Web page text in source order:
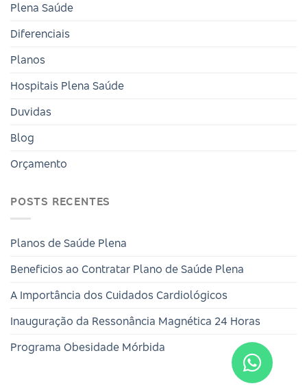
Plena Saúde
Diferenciais
Planos
Hospitais Plena Saúde
Duvidas
Blog
Orçamento
POSTS RECENTES
Planos de Saúde Plena
Beneficios ao Contratar Plano de Saúde Plena
A Importância dos Cuidados Cardiológicos
Inauguração da Ressonância Magnética 24 Horas
Programa Obesidade Mórbida